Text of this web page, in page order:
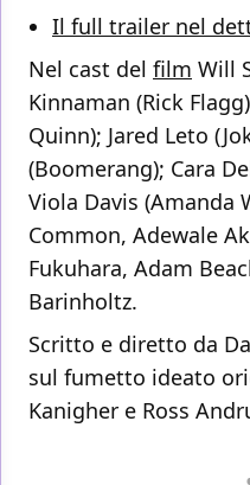
Il full trailer nel
Nel cast del film Will
Kinnaman (Rick
Quinn); Jared Leto
(Boomerang); Cara
Viola Davis (Amanda
Common, Adewale
Fukuhara, Adam
Barinholtz.
Scritto e diretto da
sul fumetto ideato
Kanigher e Ross